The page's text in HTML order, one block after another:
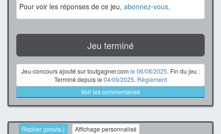
Pour voir les réponses de ce jeu, abonnez-vous.
Jeu terminé
Jeu-concours ajouté sur toutgagner.com le 06/08/2025. Fin du jeu :
Terminé depuis le 04/09/2025. Règlement
Voir les commentaires
Replier (provis.) Affichage personnalisé